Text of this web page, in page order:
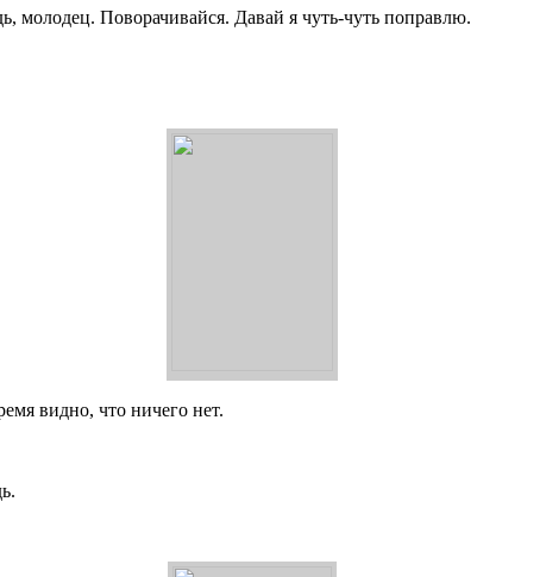
молодец. Поворачивайся. Давай я чуть-чуть поправлю.
видно, что ничего нет.